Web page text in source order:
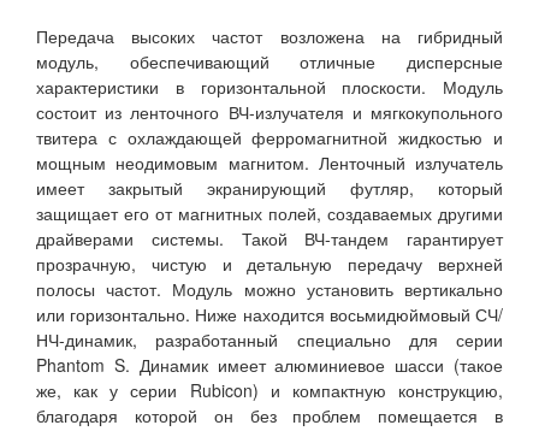
Передача высоких частот возложена на гибридный
модуль, обеспечивающий отличные дисперсные
характеристики в горизонтальной плоскости. Модуль
состоит из ленточного ВЧ-излучателя и мягкокупольного
твитера с охлаждающей ферромагнитной жидкостью и
мощным неодимовым магнитом. Ленточный излучатель
имеет закрытый экранирующий футляр, который
защищает его от магнитных полей, создаваемых другими
драйверами системы. Такой ВЧ-тандем гарантирует
прозрачную, чистую и детальную передачу верхней
полосы частот. Модуль можно установить вертикально
или горизонтально. Ниже находится восьмидюймовый СЧ/
НЧ-динамик, разработанный специально для серии
Phantom S. Динамик имеет алюминиевое шасси (такое
же, как у серии Rubicon) и компактную конструкцию,
благодаря которой он без проблем помещается в